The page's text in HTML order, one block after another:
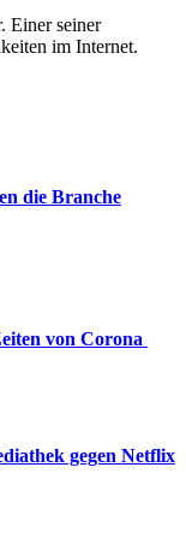
Einer seiner
im Internet.
die Branche
von Corona
gegen Netflix